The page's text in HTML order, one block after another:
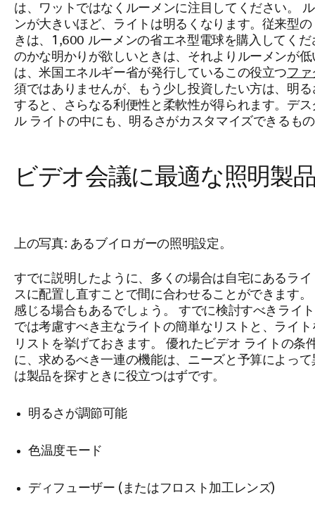
は、ワットではなくルーメンに注目してください。
ンが大きいほど、ライトは明るくなります。従来型
きは、1,600 ルーメンの省エネ型電球を購入してく
のかな明かりが欲しいときは、それよりルーメンが
は、米国エネルギー省が発行しているこの役立つフ
須ではありませんが、もう少し投資したい方は、明
すると、さらなる利便性と柔軟性が得られます。デ
ル ライトの中にも、明るさがカスタマイズできるも
ビデオ会議に最適な照明製
上の写真: あるブイロガーの照明設定。
すでに説明したように、多くの場合は自宅にあるラ
スに配置し直すことで間に合わせることができます
感じる場合もあるでしょう。 すでに検討すべきライ
では考慮すべき主なライトの簡単なリストと、ライ
リストを挙げておきます。優れたビデオ ライトの条
に、求めるべき一連の機能は、ニーズと予算によっ
は製品を探すときに役立つはずです。
明るさが調節可能
色温度モード
ディフューザー (またはフロスト加工レンズ)